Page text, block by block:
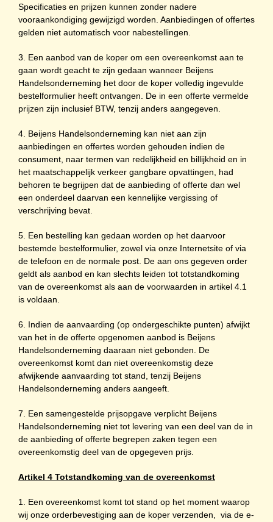
Specificaties en prijzen kunnen zonder nadere
vooraankondiging gewijzigd worden. Aanbiedingen of offertes
gelden niet automatisch voor nabestellingen.
3. Een aanbod van de koper om een overeenkomst aan te
gaan wordt geacht te zijn gedaan wanneer Beijens
Handelsonderneming het door de koper volledig ingevulde
bestelformulier heeft ontvangen. De in een offerte vermelde
prijzen zijn inclusief BTW, tenzij anders aangegeven.
4. Beijens Handelsonderneming kan niet aan zijn
aanbiedingen en offertes worden gehouden indien de
consument, naar termen van redelijkheid en billijkheid en in
het maatschappelijk verkeer gangbare opvattingen, had
behoren te begrijpen dat de aanbieding of offerte dan wel
een onderdeel daarvan een kennelijke vergissing of
verschrijving bevat.
5. Een bestelling kan gedaan worden op het daarvoor
bestemde bestelformulier, zowel via onze Internetsite of via
de telefoon en de normale post. De aan ons gegeven order
geldt als aanbod en kan slechts leiden tot totstandkoming
van de overeenkomst als aan de voorwaarden in artikel 4.1
is voldaan.
6. Indien de aanvaarding (op ondergeschikte punten) afwijkt
van het in de offerte opgenomen aanbod is Beijens
Handelsonderneming daaraan niet gebonden. De
overeenkomst komt dan niet overeenkomstig deze
afwijkende aanvaarding tot stand, tenzij Beijens
Handelsonderneming anders aangeeft.
7. Een samengestelde prijsopgave verplicht Beijens
Handelsonderneming niet tot levering van een deel van de in
de aanbieding of offerte begrepen zaken tegen een
overeenkomstig deel van de opgegeven prijs.
Artikel 4 Totstandkoming van de overeenkomst
1. Een overeenkomst komt tot stand op het moment waarop
wij onze orderbevestiging aan de koper verzenden, via de e-